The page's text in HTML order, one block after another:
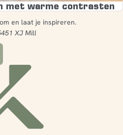
met warme contrasten
en laat je inspireren.
XJ Mill